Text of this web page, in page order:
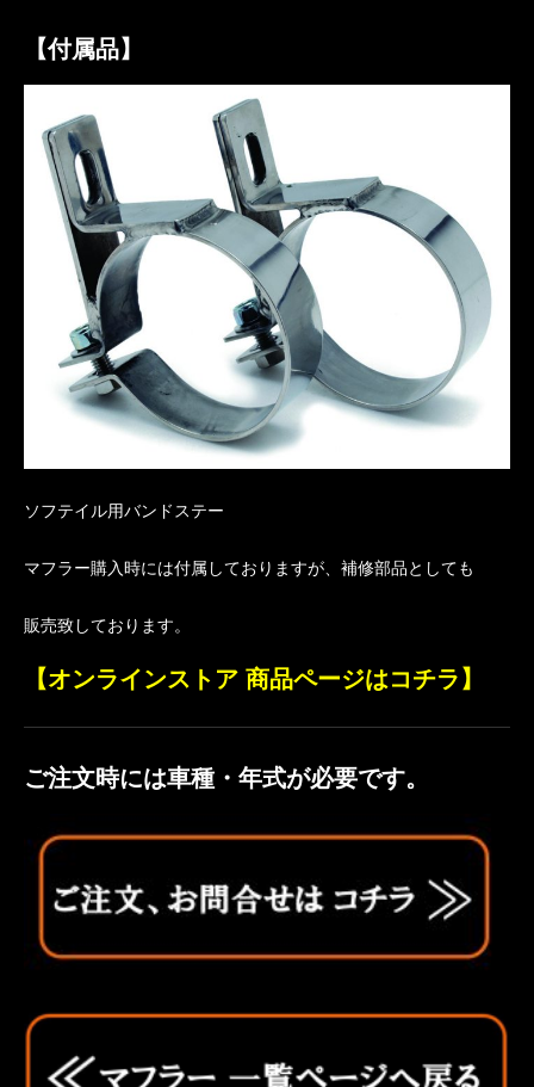
【付属品】
ソフテイル用バンドステー
マフラー購入時には付属しておりますが、補修部品としても
販売致しております。
【オンラインストア 商品ページはコチラ】
ご注文時には車種・年式が必要です。